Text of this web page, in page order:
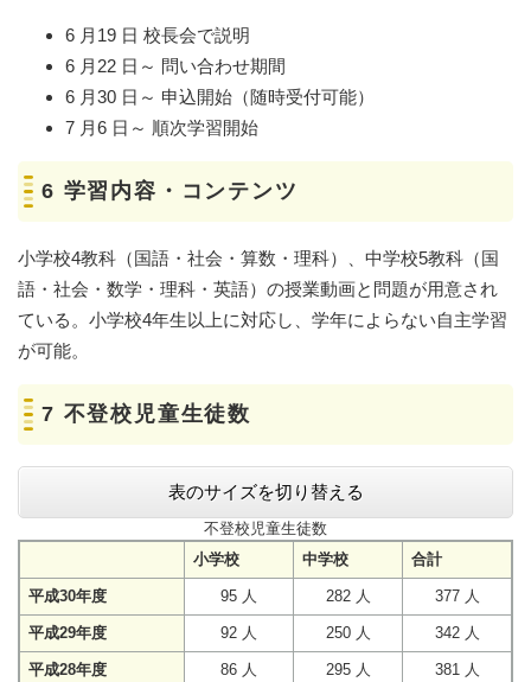
6 月19 日 校長会で説明
6 月22 日～ 問い合わせ期間
6 月30 日～ 申込開始（随時受付可能）
7 月6 日～ 順次学習開始
6 学習内容・コンテンツ
小学校4教科（国語・社会・算数・理科）、中学校5教科（国
語・社会・数学・理科・英語）の授業動画と問題が用意され
ている。小学校4年生以上に対応し、学年によらない自主学習
が可能。
7 不登校児童生徒数
表のサイズを切り替える
不登校児童生徒数
小学校
中学校 合計
平成30年度 95 人 282 人 377 人
平成29年度 92 人 250 人 342 人
平成28年度 86 人 295 人 381 人